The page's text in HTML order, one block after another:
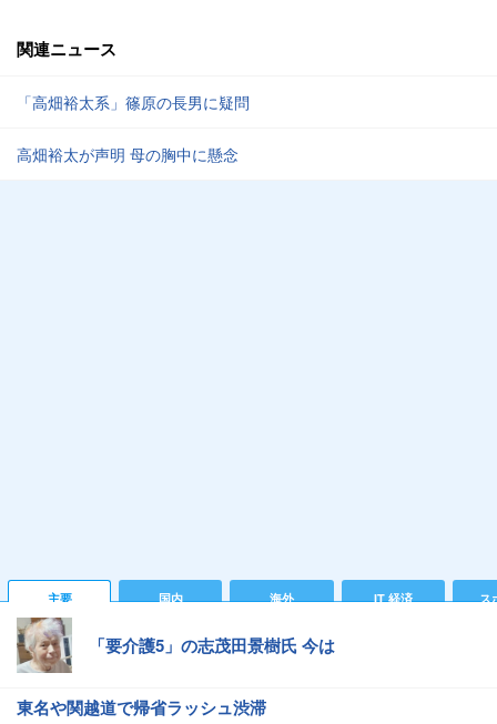
関連ニュース
「高畑裕太系」篠原の長男に疑問
高畑裕太が声明 母の胸中に懸念
主要 国内 海外 IT 経済 ス
「要介護5」の志茂田景樹氏 今は
東名や関越道で帰省ラッシュ渋滞